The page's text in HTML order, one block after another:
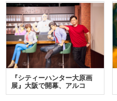
『シティーハンター大原画
展』大阪で開幕、アルコ
＆…